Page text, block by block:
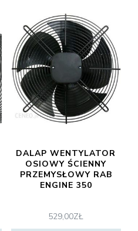
DALAP WENTYLATOR
OSIOWY ŚCIENNY
PRZEMYSŁOWY RAB
ENGINE 350
529,00ZŁ